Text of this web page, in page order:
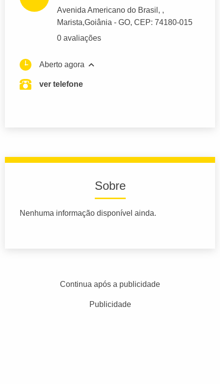
Avenida Americano do Brasil , ,
Marista,Goiânia - GO, CEP: 74180-015
0 avaliações
Aberto agora
ver telefone
Sobre
Nenhuma informação disponível ainda.
Continua após a publicidade
Publicidade